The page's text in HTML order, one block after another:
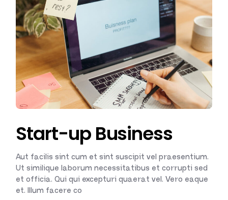
Start-up Business
Aut facilis sint cum et sint suscipit vel praesentium.
Ut similique laborum necessitatibus et corrupti sed
et officia. Qui qui excepturi quaerat vel. Vero eaque
et. Illum facere co